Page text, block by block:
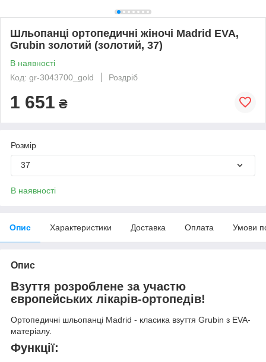
Шльопанці ортопедичні жіночі Madrid EVA,
Grubin золотий (золотий, 37)
В наявності
Код: gr-3043700_gold
Роздріб
1 651 ₴
Розмір
37
В наявності
Опис Характеристики Доставка Оплата Умови
Опис
Взуття розроблене за участю
європейських лікарів-ортопедів!
Ортопедичні шльопанці Madrid - класика взуття Grubin з EVA-
матеріалу.
Функції: